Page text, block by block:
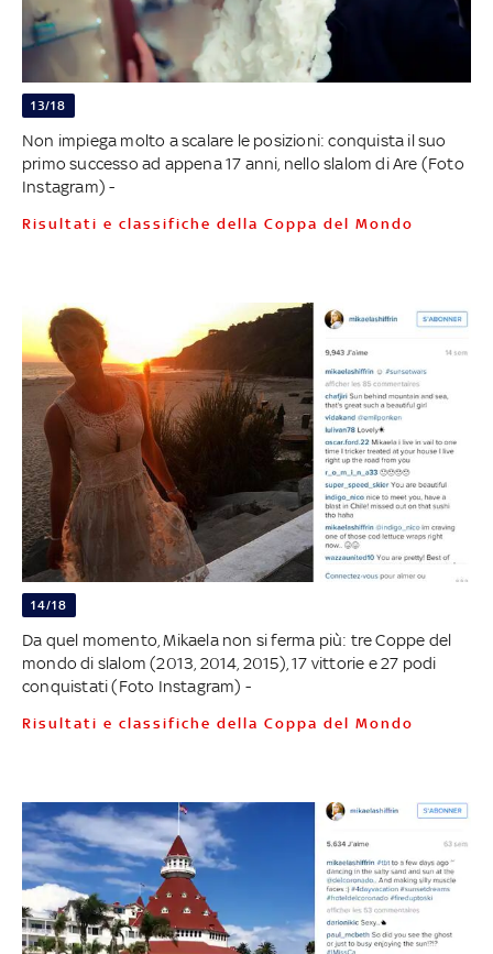
13/18
Non impiega molto a scalare le posizioni: conquista il suo
primo successo ad appena 17 anni, nello slalom di Are (Foto
Instagram) -
Risultati e classifiche della Coppa del Mondo
14/18
Da quel momento, Mikaela non si ferma più: tre Coppe del
mondo di slalom (2013, 2014, 2015), 17 vittorie e 27 podi
conquistati (Foto Instagram) -
Risultati e classifiche della Coppa del Mondo